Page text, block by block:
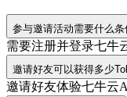
参与邀请活动需要什么条
需要注册并登录七牛
邀请好友可以获得多少
邀请好友体验七牛云